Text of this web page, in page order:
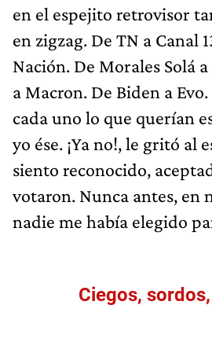
en el espejito retrovisor
en zigzag. De TN a Canal
Nación. De Morales Solá
a Macron. De Biden a
cada uno lo que querían
yo ése. ¡Ya no!, le gritó al
siento reconocido,
votaron. Nunca antes, en
nadie me había elegido
Ciegos,